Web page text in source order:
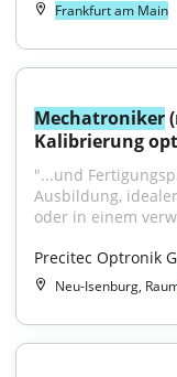
Frankfurt am Main
Mechatroniker
Kalibrierung
"...und
Ausbildung,
oder in einem
Precitec Optronik
Neu-Isenburg,